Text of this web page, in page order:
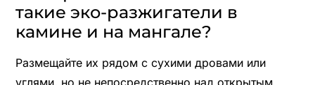
такие эко-разжигатели в
камине и на мангале?
Размещайте их рядом с сухими дровами или